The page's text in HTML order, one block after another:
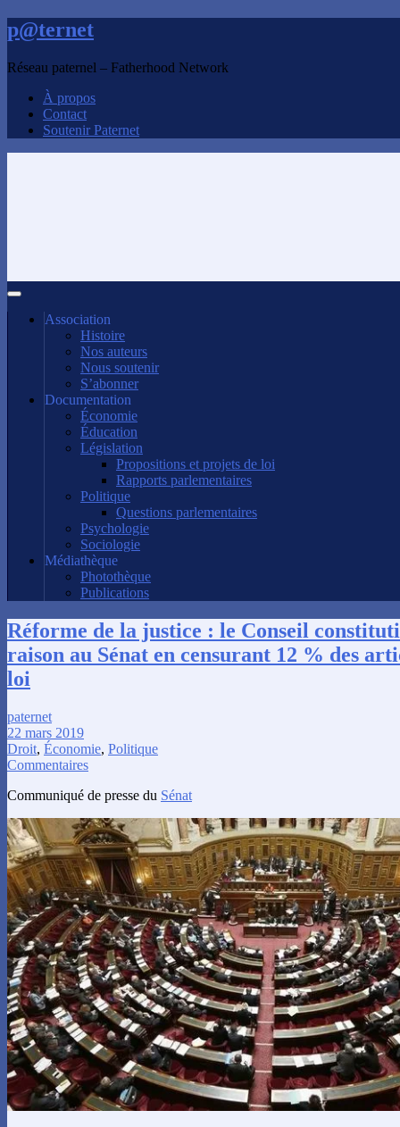
p@ternet
Réseau paternel – Fatherhood Network
À propos
Contact
Soutenir Paternet
Association
Histoire
Nos auteurs
Nous soutenir
S’abonner
Documentation
Économie
Éducation
Législation
Propositions et projets de loi
Rapports parlementaires
Politique
Questions parlementaires
Psychologie
Sociologie
Médiathèque
Photothèque
Publications
Réforme de la justice : le Conseil
raison au Sénat en censurant 12 % des
loi
paternet
22 mars 2019
Droit, Économie, Politique
Commentaires
Communiqué de presse du Sénat